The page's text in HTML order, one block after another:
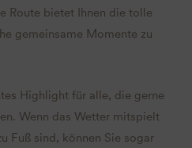
Route bietet Ihnen die tolle
gemeinsame Momente zu
Highlight für alle, die gerne
Wenn das Wetter mitspielt
Fuß sind, können Sie sogar